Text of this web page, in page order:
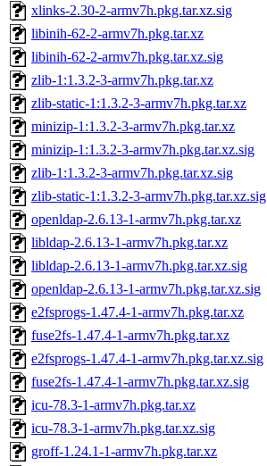
xlinks-2.30-2-armv7h.pkg.tar.xz.sig
libinih-62-2-armv7h.pkg.tar.xz
libinih-62-2-armv7h.pkg.tar.xz.sig
zlib-1:1.3.2-3-armv7h.pkg.tar.xz
zlib-static-1:1.3.2-3-armv7h.pkg.tar.xz
minizip-1:1.3.2-3-armv7h.pkg.tar.xz
minizip-1:1.3.2-3-armv7h.pkg.tar.xz.sig
zlib-1:1.3.2-3-armv7h.pkg.tar.xz.sig
zlib-static-1:1.3.2-3-armv7h.pkg.tar.xz.sig
openldap-2.6.13-1-armv7h.pkg.tar.xz
libldap-2.6.13-1-armv7h.pkg.tar.xz
libldap-2.6.13-1-armv7h.pkg.tar.xz.sig
openldap-2.6.13-1-armv7h.pkg.tar.xz.sig
e2fsprogs-1.47.4-1-armv7h.pkg.tar.xz
fuse2fs-1.47.4-1-armv7h.pkg.tar.xz
e2fsprogs-1.47.4-1-armv7h.pkg.tar.xz.sig
fuse2fs-1.47.4-1-armv7h.pkg.tar.xz.sig
icu-78.3-1-armv7h.pkg.tar.xz
icu-78.3-1-armv7h.pkg.tar.xz.sig
groff-1.24.1-1-armv7h.pkg.tar.xz